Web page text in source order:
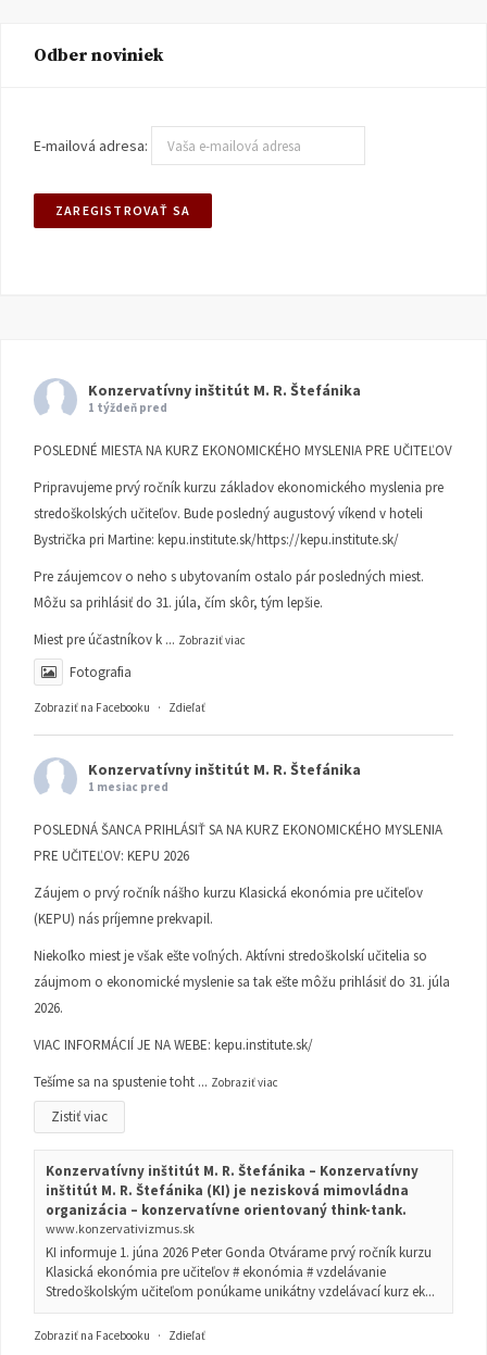
Odber noviniek
E-mailová adresa:
Konzervatívny inštitút M. R. Štefánika
1 týždeň pred
POSLEDNÉ MIESTA NA KURZ EKONOMICKÉHO MYSLENIA PRE UČITEĽOV
Pripravujeme prvý ročník kurzu základov ekonomického myslenia pre
stredoškolských učiteľov. Bude posledný augustový víkend v hoteli
Bystrička pri Martine: kepu.institute.sk/https://kepu.institute.sk/
Pre záujemcov o neho s ubytovaním ostalo pár posledných miest.
Môžu sa prihlásiť do 31. júla, čím skôr, tým lepšie.
Miest pre účastníkov k ... Zobraziť viac
Fotografia
Zobraziť na Facebooku · Zdieľať
Konzervatívny inštitút M. R. Štefánika
1 mesiac pred
POSLEDNÁ ŠANCA PRIHLÁSIŤ SA NA KURZ EKONOMICKÉHO MYSLENIA
PRE UČITEĽOV: KEPU 2026
Záujem o prvý ročník nášho kurzu Klasická ekonómia pre učiteľov
(KEPU) nás príjemne prekvapil.
Niekoľko miest je však ešte voľných. Aktívni stredoškolskí učitelia so
záujmom o ekonomické myslenie sa tak ešte môžu prihlásiť do 31. júla
2026.
VIAC INFORMÁCIÍ JE NA WEBE: kepu.institute.sk/
Tešíme sa na spustenie toht ... Zobraziť viac
Zistiť viac
Konzervatívny inštitút M. R. Štefánika – Konzervatívny
inštitút M. R. Štefánika (KI) je nezisková mimovládna
organizácia – konzervatívne orientovaný think-tank.
www.konzervativizmus.sk
KI informuje 1. júna 2026 Peter Gonda Otvárame prvý ročník kurzu
Klasická ekonómia pre učiteľov # ekonómia # vzdelávanie
Stredoškolským učiteľom ponúkame unikátny vzdelávací kurz ek...
Zobraziť na Facebooku · Zdieľať